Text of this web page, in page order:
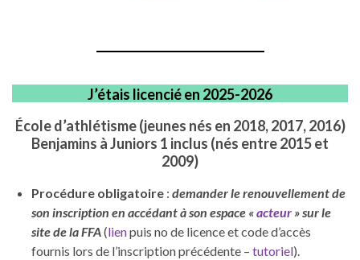
J’étais licencié en 2025-2026
École d’athlétisme (jeunes nés en 2018, 2017, 2016)
Benjamins à Juniors 1 inclus (nés entre 2015 et
2009)
Procédure obligatoire : demander le renouvellement de
son inscription en accédant à son espace «acteur » sur le
site de la FFA(lienpuis no de licence et code d’accès
fournis lors de l’inscription précédente – tutoriel).